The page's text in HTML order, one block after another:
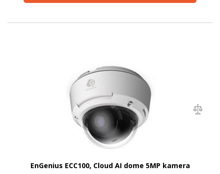
EnGenius ECC100, Cloud AI dome 5MP kamera